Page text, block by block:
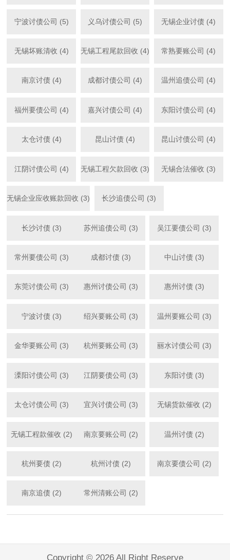
宁波讨债公司 (5) 义乌讨债公司 (5) 无锡企业讨债 (4)
无锡坏账清收 (4) 无锡工程尾款回收 (4) 常熟要账公司 (4)
南京讨债 (4) 成都讨债公司 (4) 温州追债公司 (4)
福州要债公司 (4) 嘉兴讨债公司 (4) 东阳讨债公司 (4)
太仓讨债 (4) 昆山讨债 (4) 昆山讨债公司 (4)
江阴讨债公司 (4) 无锡工程欠款回收 (3) 无锡合法催收 (3)
无锡企业应收账款回收 (3) 长沙追债公司 (3)
长沙讨债 (3) 苏州追债公司 (3) 吴江要债公司 (3)
常州要债公司 (3) 成都讨债 (3) 中山讨债 (3)
东莞讨债公司 (3) 惠州讨债公司 (3) 惠州讨债 (3)
宁波讨债 (3) 绍兴要账公司 (3) 温州要账公司 (3)
金华要账公司 (3) 杭州要账公司 (3) 丽水讨债公司 (3)
溧阳讨债公司 (3) 江阴要债公司 (3) 东阳讨债 (3)
太仓讨债公司 (3) 宜兴讨债公司 (3) 无锡货款催收 (2)
无锡工程款催收 (2) 南京要账公司 (2) 温州讨债 (2)
杭州要债 (2) 杭州讨债 (2) 南京要债公司 (2)
南京追债 (2) 常州清账公司 (2)
Copyright © 2026 All Right Reserve